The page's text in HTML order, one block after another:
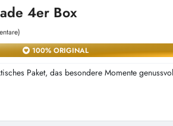
4er Box
100% ORIGINAL
Paket, das besondere Momente